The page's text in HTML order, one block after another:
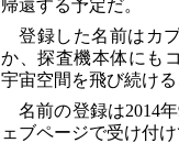
帰還する予定だ。
登録した名前はカ
か、探査機本体にも
宇宙空間を飛び続ける
名前の登録は2014
ェブページで受け付け